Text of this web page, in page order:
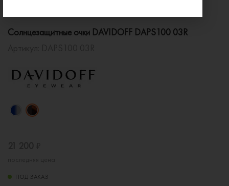
Солнцезащитные очки DAVIDOFF DAPS100 03R
ПОД ЗАКАЗ